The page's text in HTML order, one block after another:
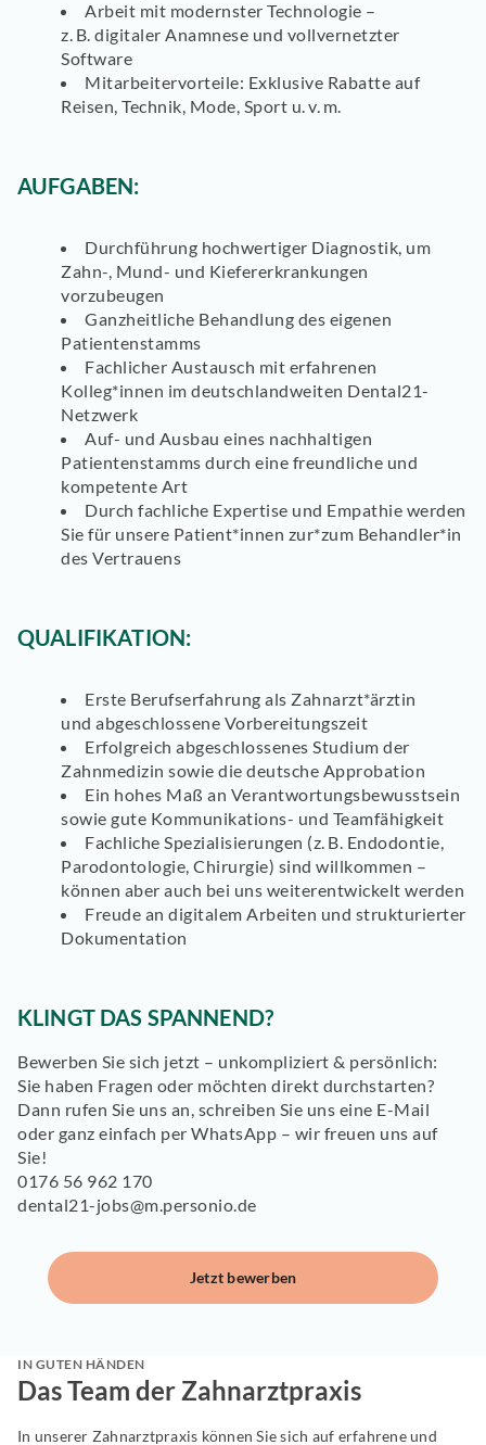
Arbeit mit modernster Technologie –
z. B. digitaler Anamnese und vollvernetzter
Software
Mitarbeitervorteile: Exklusive Rabatte auf
Reisen, Technik, Mode, Sport u. v. m.
AUFGABEN:
Durchführung hochwertiger Diagnostik, um
Zahn-, Mund- und Kiefererkrankungen
vorzubeugen
Ganzheitliche Behandlung des eigenen
Patientenstamms
Fachlicher Austausch mit erfahrenen
Kolleg*innen im deutschlandweiten Dental21-
Netzwerk
Auf- und Ausbau eines nachhaltigen
Patientenstamms durch eine freundliche und
kompetente Art
Durch fachliche Expertise und Empathie werden
Sie für unsere Patient*innen zur*zum Behandler*in
des Vertrauens
QUALIFIKATION:
Erste Berufserfahrung als Zahnarzt*ärztin
und abgeschlossene Vorbereitungszeit
Erfolgreich abgeschlossenes Studium der
Zahnmedizin sowie die deutsche Approbation
Ein hohes Maß an Verantwortungsbewusstsein
sowie gute Kommunikations- und Teamfähigkeit
Fachliche Spezialisierungen (z. B. Endodontie,
Parodontologie, Chirurgie) sind willkommen –
können aber auch bei uns weiterentwickelt werden
Freude an digitalem Arbeiten und strukturierter
Dokumentation
KLINGT DAS SPANNEND?
Bewerben Sie sich jetzt – unkompliziert & persönlich:
Sie haben Fragen oder möchten direkt durchstarten?
Dann rufen Sie uns an, schreiben Sie uns eine E-Mail
oder ganz einfach per WhatsApp – wir freuen uns auf
Sie!
0176 56 962 170
dental21-jobs@m.personio.de
Jetzt bewerben
IN GUTEN HÄNDEN
Das Team der Zahnarztpraxis
In unserer Zahnarztpraxis können Sie sich auf erfahrene und